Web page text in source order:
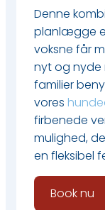
Denne
planlægge
voksne får
nyt og nyde
familier
vores
firbenede
mulighed,
en fleksibel
Book nu